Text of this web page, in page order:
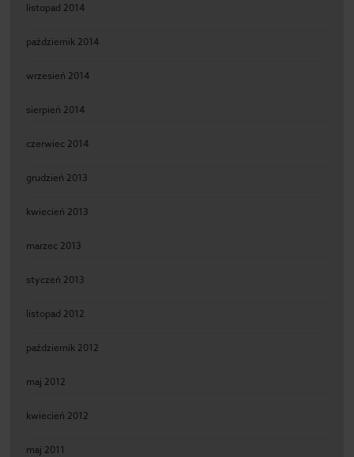
listopad 2014
październik 2014
wrzesień 2014
sierpień 2014
czerwiec 2014
grudzień 2013
kwiecień 2013
marzec 2013
styczeń 2013
listopad 2012
październik 2012
maj 2012
kwiecień 2012
maj 2011